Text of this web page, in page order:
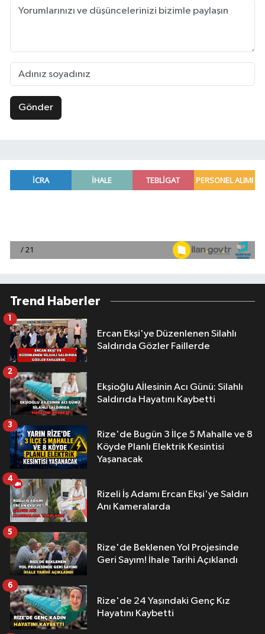
Gönder
Trend Haberler
Ercan Ekşi'ye Düzenlenen Silahlı
Saldırıda Gözler Faillerde
1
Ekşioğlu Aİlesinin Acı Günü: Silahlı
Saldırıda Hayatını Kaybetti
2
Rize'de Bugün 3 İlçe 5 Mahalle ve 8
Köyde Planlı Elektrik Kesintisi
Yaşanacak
3
Rizeli İş Adamı Ercan Ekşi'ye Saldırı
Anı Kameralarda
4
Rize'de Beklenen Yol Projesinde
Geri Sayım! İhale Tarihi Açıklandı
5
Rize'de 24 Yaşındaki Genç Kız
Hayatını Kaybetti
6